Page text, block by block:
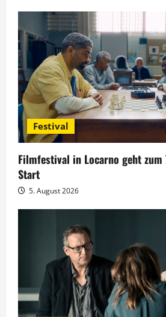
n
a
v
i
g
a
t
i
Festival
Filmfestival in Locarno geht zum
Start
5. August 2026